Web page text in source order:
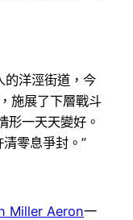
的洋涇街道，今
施展了下層戰斗
形一天天變好。
零息爭封。”
Miller Aeron一